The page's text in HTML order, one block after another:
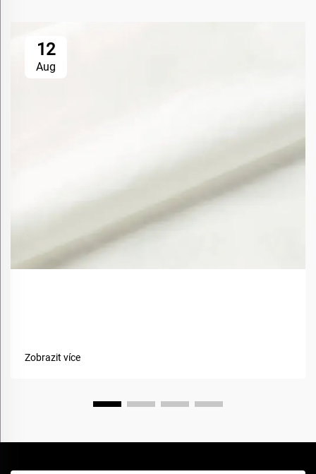
12
Aug
Zobrazit více